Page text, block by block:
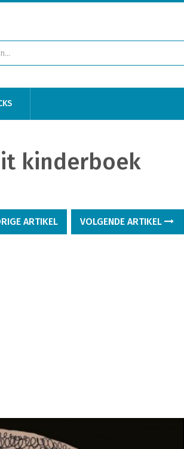
kinderboek
ARTIKEL VOLGENDE ARTIKEL